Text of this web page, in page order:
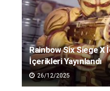
Rainbow Six Siege
İçerikleri Yayınlandı
26/12/2025